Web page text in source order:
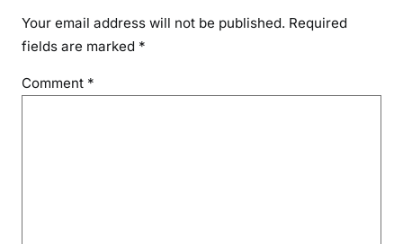
Your email address will not be published. Required
fields are marked *
Comment *